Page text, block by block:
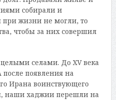
собирали и
при жизни не могли, то
чтобы за них совершил
селами. До XV века
появления на
Ирана воинствующего
наши хаджии перешли на